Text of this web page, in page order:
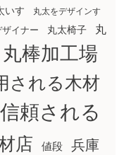
いす
丸太をデザインす
ザイナー 丸太椅子 丸
丸棒加工場
される木材
信頼される
店 値段
兵庫